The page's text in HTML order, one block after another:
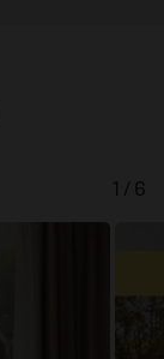
1 / 6